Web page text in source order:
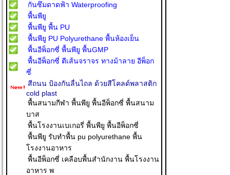
กันซึมดาดฟ้า Waterproofing
พื้นพียู
พื้นพียู พื้น PU
พื้นพียู PU Polyurethane พื้นห้องเย็น
พื้นอีพ็อกซี่ พื้นพียู พื้นGMP
พื้นอีพ็อกซี่ ตีเส้นจราจร ทางม้าลาย อีพ็อก
ซี่
สีถนน ป้องกันลื่นไถล ด้วยสีโคลด์พลาสติก
cold plast
พื้นสนามกีฬา พื้นพียู พื้นอีพ็อกซี่ พื้นสนาม
บาส
พื้นโรงงานเบเกอรี่ พื้นพียู พื้นอีพ็อกซี่
พื้นพียู รับทำพื้น pu polyurethane พื้น
โรงงานอาหาร
พื้นอีพ็อกซี่ เคลือบพื้นสำนักงาน พื้นโรงงาน
อาหาร พ